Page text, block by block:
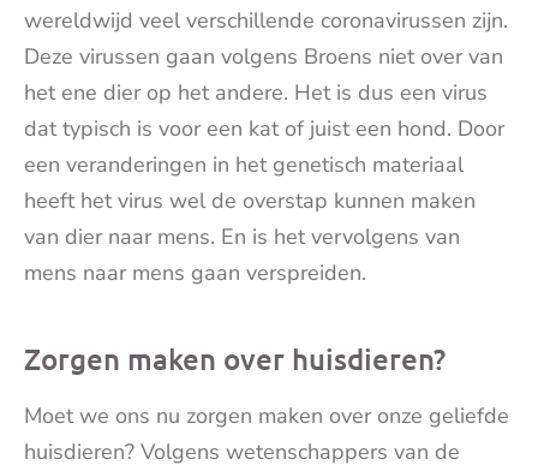
wereldwijd veel verschillende coronavirussen zijn.
Deze virussen gaan volgens Broens niet over van
het ene dier op het andere. Het is dus een virus
dat typisch is voor een kat of juist een hond. Door
een veranderingen in het genetisch materiaal
heeft het virus wel de overstap kunnen maken
van dier naar mens. En is het vervolgens van
mens naar mens gaan verspreiden.
Zorgen maken over huisdieren?
Moet we ons nu zorgen maken over onze geliefde
huisdieren? Volgens wetenschappers van de